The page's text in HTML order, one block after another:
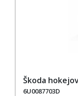
Škoda
6U0087703D